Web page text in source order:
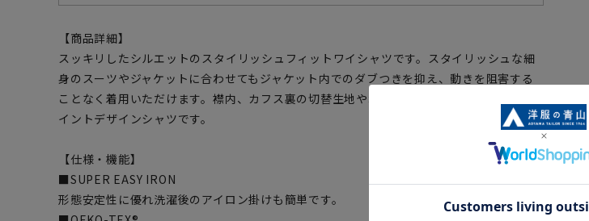
【商品詳細】
スッキリしたシルエットのスタイリッシュフィットワイシャツです。スタイリッシュな細
身のスーツやジャケットに合わせてもジャケット内でのダブつきを抑え、動きを阻害する
ことなく着用いただけます。襟内、カフス裏の切替生地やボタン使いがオシャレなワンポ
イントデザインシャツです。
【仕様・機能】
■SUPER EASY IRON
形態安定性に優れ洗濯後のアイロン掛けも簡単です。